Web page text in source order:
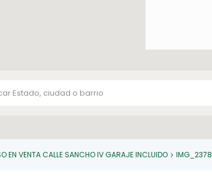
EN VENTA CALLE SANCHO IV GARAJE INCLUIDO IMG_2378